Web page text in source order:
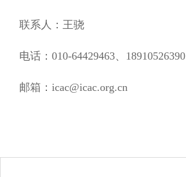
联系人：王骁
电话：010-64429463、18910526390
邮箱：icac@icac.org.cn